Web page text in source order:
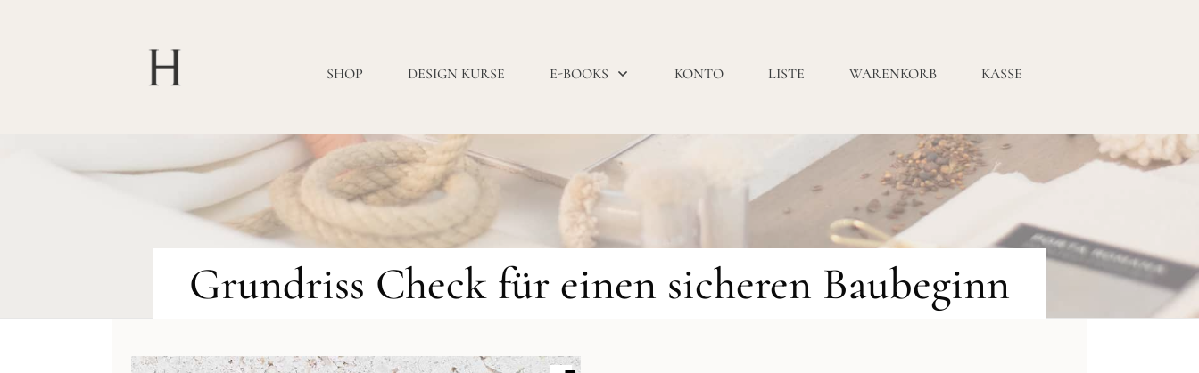
SHOP DESIGN KURSE E-BOOKS KONTO LISTE WARENKORB KASSE
Grundriss Check für einen sicheren Baubeginn